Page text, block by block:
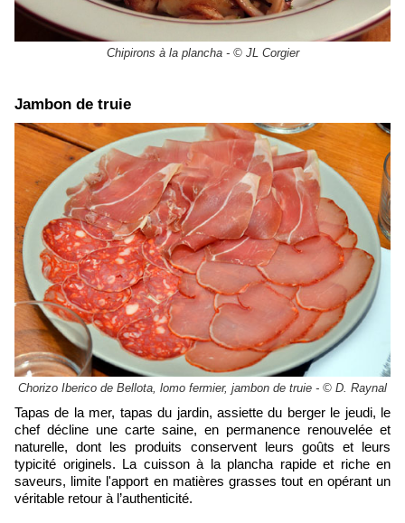
Chipirons à la plancha - © JL Corgier
Jambon de truie
Chorizo Iberico de Bellota, lomo fermier, jambon de truie - © D. Raynal
Tapas de la mer, tapas du jardin, assiette du berger le jeudi, le
chef décline une carte saine, en permanence renouvelée et
naturelle, dont les produits conservent leurs goûts et leurs
typicité originels. La cuisson à la plancha rapide et riche en
saveurs, limite l'apport en matières grasses tout en opérant un
véritable retour à l’authenticité.